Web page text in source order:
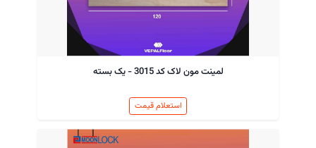
لمینت مون لاک کد 3015 - یک بسته
استعلام قیمت